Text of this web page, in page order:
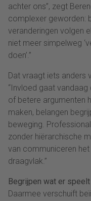
achter ons”, zegt
complexer geworden:
veranderingen volgen
niet meer simpelweg
doen’.”
Dat vraagt iets anders
“Invloed gaat
of betere argumenten
maken, belangen
beweging.
zonder hiërarchische
van communiceren
draagvlak.”
Begrijpen wat er
Daarmee verschuift